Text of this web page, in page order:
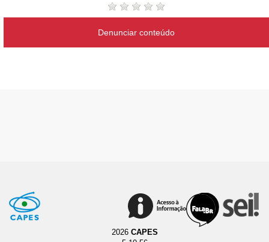
Denunciar conteúdo
2026 CAPES